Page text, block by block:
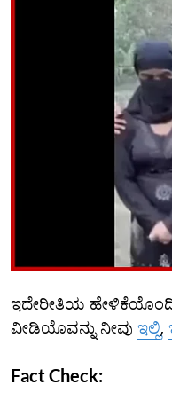
ಇದೇರೀತಿಯ
ವೀಡಿಯೊವನ್ನು ನೀವು ಇಲ್ಲಿ,
Fact Check: